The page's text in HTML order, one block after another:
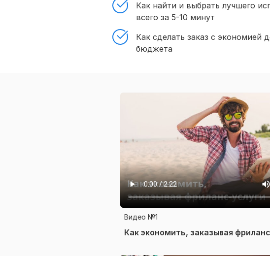
Как найти и выбрать лучшего
всего за 5-10 минут
Как сделать заказ с экономией
бюджета
Видео №1
Как экономить, заказывая